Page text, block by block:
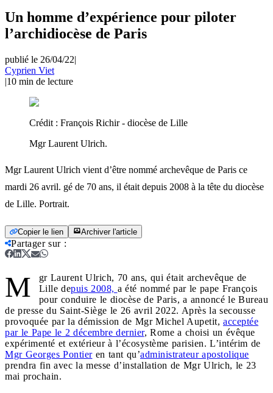
Un homme d’expérience pour piloter
l’archidiocèse de Paris
publié le 26/04/22|
Cyprien Viet
|10 min de lecture
Crédit : François Richir - diocèse de Lille
Mgr Laurent Ulrich.
Mgr Laurent Ulrich vient d’être nommé archevêque de Paris ce
mardi 26 avril. gé de 70 ans, il était depuis 2008 à la tête du diocèse
de Lille. Portrait.
Copier le lien Archiver l'article
Partager sur:
M
gr Laurent Ulrich, 70 ans, qui était archevêque de
Lille depuis 2008, a été nommé par le pape François
pour conduire le diocèse de Paris, a annoncé le Bureau
de presse du Saint-Siège le 26 avril 2022. Après la secousse
provoquée par la démission de Mgr Michel Aupetit, acceptée
par le Pape le 2 décembre dernier, Rome a choisi un évêque
expérimenté et extérieur à l’écosystème parisien. L’intérim de
Mgr Georges Pontieren tant qu’administrateur apostolique
prendra fin avec la messe d’installation de Mgr Ulrich, le 23
mai prochain.